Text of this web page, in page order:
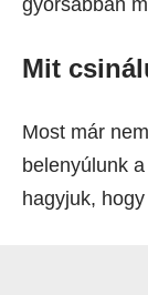
Mit
Most már
belenyúlunk
hagyjuk,